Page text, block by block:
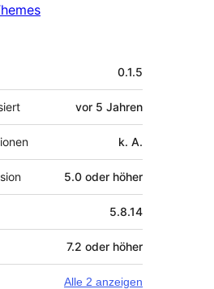
0.1.5
vor 5 Jahren
k. A.
5.0 oder höher
5.8.14
7.2 oder höher
Alle 2 anzeigen